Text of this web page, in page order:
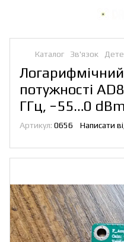
Каталог Зв'язок
потужності
ГГц, −55…0
Артикул: 0656 Написати